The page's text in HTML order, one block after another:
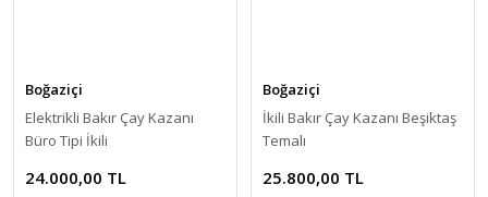
Boğaziçi
Elektrikli Bakır Çay Kazanı
Büro Tipi İkili
24.000,00 TL
Boğaziçi
İkili Bakır Çay Kazanı Beşiktaş
Temalı
25.800,00 TL